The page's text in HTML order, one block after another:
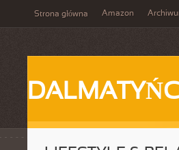
Strona główna Amazon